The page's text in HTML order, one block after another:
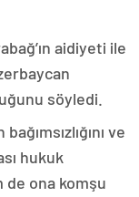
aidiyeti ile
söyledi.
ve
hukuk
de ona komşu